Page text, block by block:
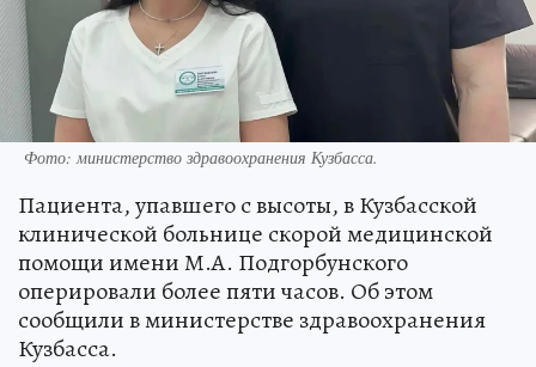
Фото: министерство здравоохранения Кузбасса.
Пациента, упавшего с высоты, в Кузбасской
клинической больнице скорой медицинской
помощи имени М.А. Подгорбунского
оперировали более пяти часов. Об этом
сообщили в министерстве здравоохранения
Кузбасса.